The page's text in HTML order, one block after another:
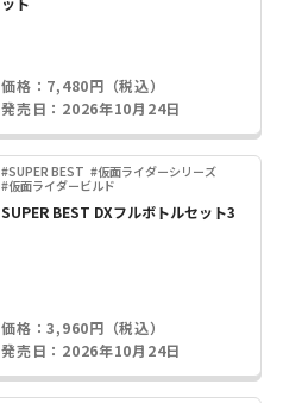
価格：7,480円（税込）
発売日：2026年10月24日
#SUPER BEST #仮面ライダーシリーズ
#仮面ライダービルド
SUPER BEST DXフルボトルセット3
価格：3,960円（税込）
発売日：2026年10月24日